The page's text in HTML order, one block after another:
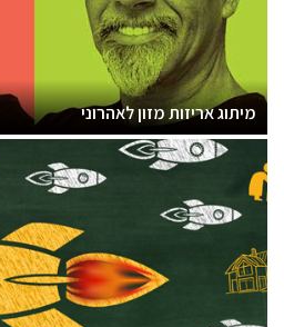
מיתוג אריזות מזון לאהרוני